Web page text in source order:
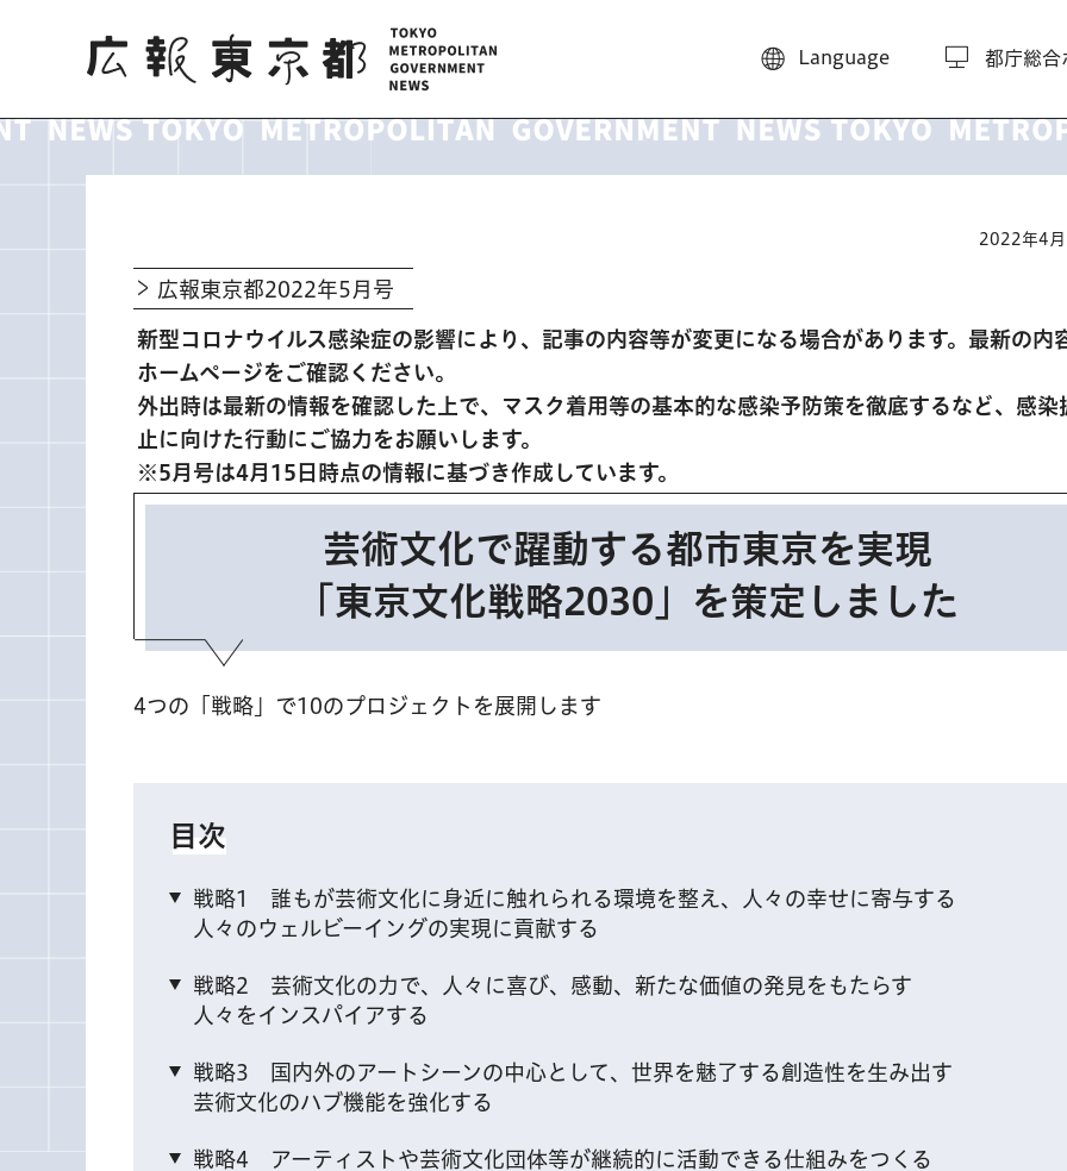
広報東京都
Language 都庁総合
2022年4
広報東京都2022年5月号
新型コロナウイルス感染症の影響により、記事の内容等が変更になる場合があります。最新の内
ホームページをご確認ください。
外出時は最新の情報を確認した上で、マスク着用等の基本的な感染予防策を徹底するなど、感染
止に向けた行動にご協力をお願いします。
※5月号は4月15日時点の情報に基づき作成しています。
芸術文化で躍動する都市東京を実現
「東京文化戦略2030」を策定しました
4つの「戦略」で10のプロジェクトを展開します
目次
戦略1 誰もが芸術文化に身近に触れられる環境を整え、人々の幸せに寄与する
人々のウェルビーイングの実現に貢献する
戦略2 芸術文化の力で、人々に喜び、感動、新たな価値の発見をもたらす
人々をインスパイアする
戦略3 国内外のアートシーンの中心として、世界を魅了する創造性を生み出す
芸術文化のハブ機能を強化する
戦略4 アーティストや芸術文化団体等が継続的に活動できる仕組みをつくる